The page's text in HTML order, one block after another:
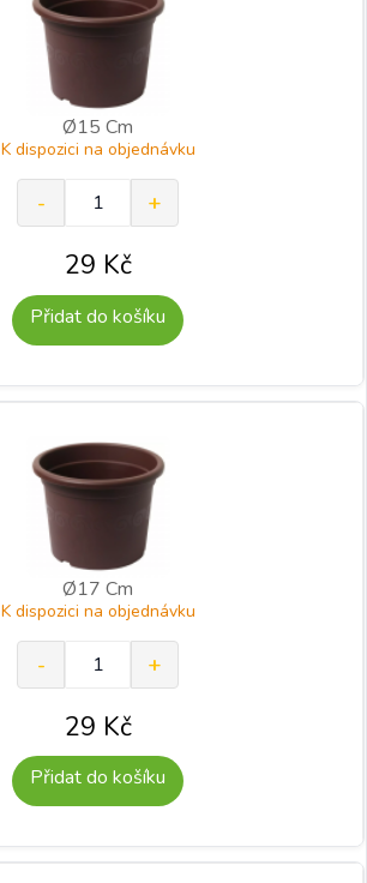
Ø15 Cm
K dispozici na objednávku
29 Kč
Přidat do košíku
Ø17 Cm
K dispozici na objednávku
29 Kč
Přidat do košíku